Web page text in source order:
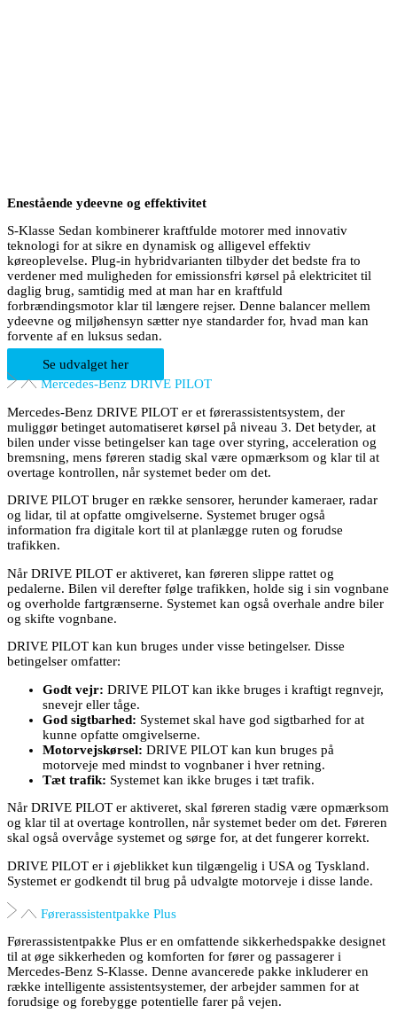
Enestående ydeevne og effektivitet
S-Klasse Sedan kombinerer kraftfulde motorer med innovativ
teknologi for at sikre en dynamisk og alligevel effektiv
køreoplevelse. Plug-in hybridvarianten tilbyder det bedste fra to
verdener med muligheden for emissionsfri kørsel på elektricitet til
daglig brug, samtidig med at man har en kraftfuld
forbrændingsmotor klar til længere rejser. Denne balancer mellem
ydeevne og miljøhensyn sætter nye standarder for, hvad man kan
forvente af en luksus sedan.
Se udvalget her
Mercedes-Benz DRIVE PILOT
Mercedes-Benz DRIVE PILOT er et førerassistentsystem, der
muliggør betinget automatiseret kørsel på niveau 3. Det betyder, at
bilen under visse betingelser kan tage over styring, acceleration og
bremsning, mens føreren stadig skal være opmærksom og klar til at
overtage kontrollen, når systemet beder om det.
DRIVE PILOT bruger en række sensorer, herunder kameraer, radar
og lidar, til at opfatte omgivelserne. Systemet bruger også
information fra digitale kort til at planlægge ruten og forudse
trafikken.
Når DRIVE PILOT er aktiveret, kan føreren slippe rattet og
pedalerne. Bilen vil derefter følge trafikken, holde sig i sin vognbane
og overholde fartgrænserne. Systemet kan også overhale andre biler
og skifte vognbane.
DRIVE PILOT kan kun bruges under visse betingelser. Disse
betingelser omfatter:
Godt vejr: DRIVE PILOT kan ikke bruges i kraftigt regnvejr,
snevejr eller tåge.
God sigtbarhed: Systemet skal have god sigtbarhed for at
kunne opfatte omgivelserne.
Motorvejskørsel: DRIVE PILOT kan kun bruges på
motorveje med mindst to vognbaner i hver retning.
Tæt trafik: Systemet kan ikke bruges i tæt trafik.
Når DRIVE PILOT er aktiveret, skal føreren stadig være opmærksom
og klar til at overtage kontrollen, når systemet beder om det. Føreren
skal også overvåge systemet og sørge for, at det fungerer korrekt.
DRIVE PILOT er i øjeblikket kun tilgængelig i USA og Tyskland.
Systemet er godkendt til brug på udvalgte motorveje i disse lande.
Førerassistentpakke Plus
Førerassistentpakke Plus er en omfattende sikkerhedspakke designet
til at øge sikkerheden og komforten for fører og passagerer i
Mercedes-Benz S-Klasse. Denne avancerede pakke inkluderer en
række intelligente assistentsystemer, der arbejder sammen for at
forudsige og forebygge potentielle farer på vejen.